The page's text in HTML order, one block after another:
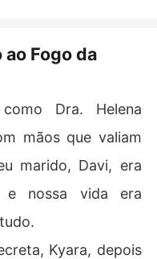
vídeo que levou minh
usou o destino del
jurei amar era um
marido.
me deixando ajoelha
enganado. Ele apena
Fogo da
Dra. Helena
mãos que valiam
marido, Davi, era
e nossa vida era
Kyara, depois